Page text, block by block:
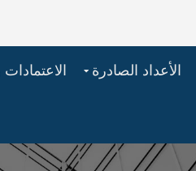
الأعداد الصادرة